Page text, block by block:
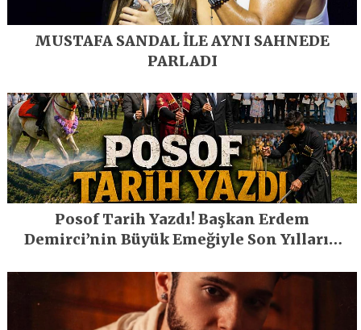
MUSTAFA SANDAL İLE AYNI SAHNEDE
PARLADI
Posof Tarih Yazdı! Başkan Erdem
Demirci’nin Büyük Emeğiyle Son Yılların